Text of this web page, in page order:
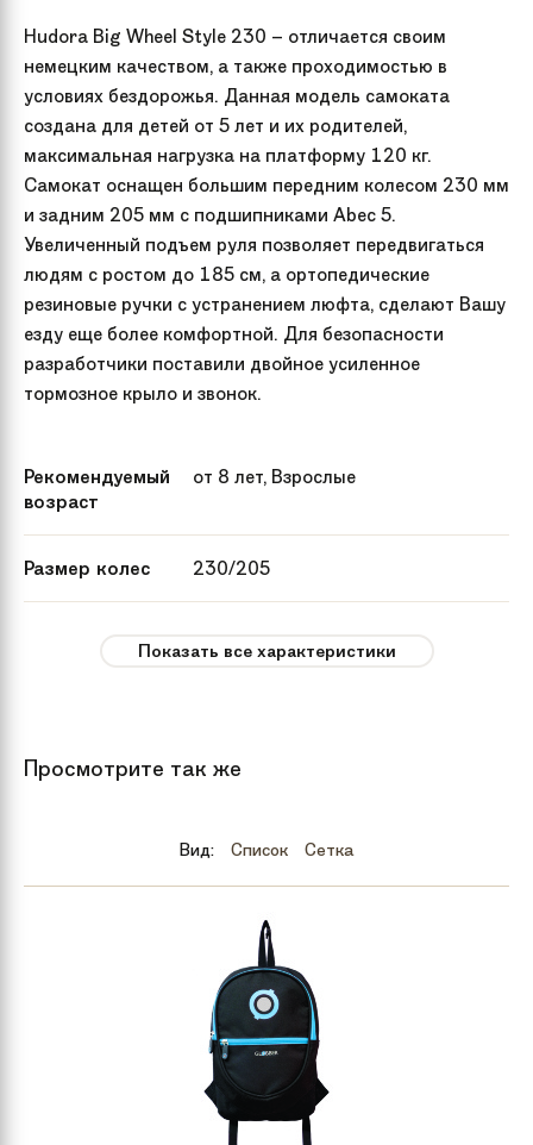
Hudora Big Wheel Style 230 – отличается своим
немецким качеством, а также проходимостью в
условиях бездорожья. Данная модель самоката
создана для детей от 5 лет и их родителей,
максимальная нагрузка на платформу 120 кг.
Самокат оснащен большим передним колесом 230 мм
и задним 205 мм с подшипниками Abec 5.
Увеличенный подъем руля позволяет передвигаться
людям с ростом до 185 см, а ортопедические
резиновые ручки с устранением люфта, сделают Вашу
езду еще более комфортной. Для безопасности
разработчики поставили двойное усиленное
тормозное крыло и звонок.
Рекомендуемый
возраст
от 8 лет, Взрослые
Размер колес 230/205
Модель Big Wheel Style 230
Алюминий
Есть
14 см
Показать все характеристики
Просмотрите так же
Вид: Список Сетка